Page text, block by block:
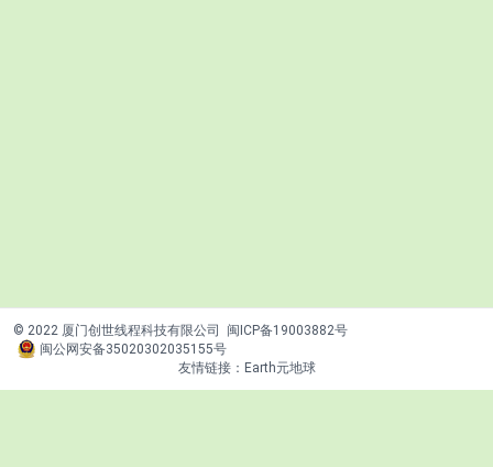
© 2022 厦门创世线程科技有限公司
闽ICP备19003882号
闽公网安备35020302035155号
友情链接： Earth元地球